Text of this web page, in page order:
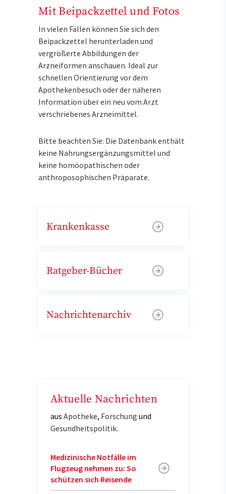
Mit Beipackzettel und Fotos
In vielen Fällen können Sie sich den
Beipackzettel herunterladen und
vergrößerte Abbildungen der
Arzneiformen anschauen. Ideal zur
schnellen Orientierung vor dem
Apothekenbesuch oder der näheren
Information über ein neu vom Arzt
verschriebenes Arzneimittel.
Bitte beachten Sie: Die Datenbank enthält
keine Nahrungsergänzungsmittel und
keine homöopathischen oder
anthroposophischen Präparate.
Krankenkasse
Ratgeber-Bücher
Nachrichtenarchiv
Aktuelle Nachrichten
aus Apotheke, Forschung und
Gesundheitspolitik.
Medizinische Notfälle im
Flugzeug nehmen zu: So
schützen sich Reisende